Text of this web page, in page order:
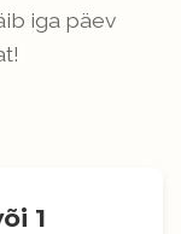
iga päev
1